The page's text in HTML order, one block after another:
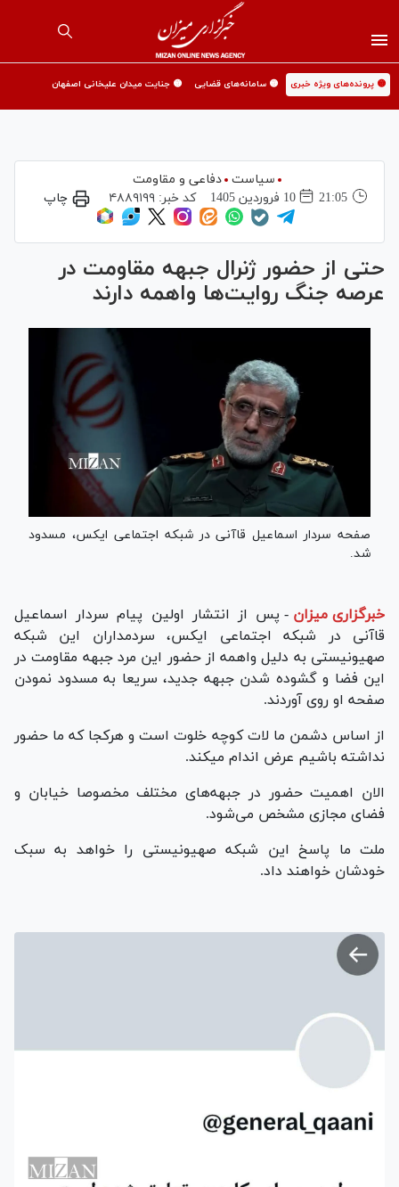
🟡 پرونده‌های ویژه خبری 🟡 سامانه‌های قضایی 🟡 جنایت میدان علیخانی اصفهان
سیاست
دفاعی و مقاومت
21:05
10 فروردين 1405 کد خبر:۴۸۸۹۱۹۹ چاپ
حتی از حضور ژنرال جبهه مقاومت در
عرصه جنگ روایت‌ها واهمه دارند
صفحه سردار اسماعیل قاآنی در شبکه اجتماعی ایکس، مسدود
شد.
خبرگزاری میزان - پس از انتشار اولین پیام سردار اسماعیل
قاآنی در شبکه اجتماعی ایکس، سردمداران این شبکه
صهیونیستی به دلیل واهمه از حضور این مرد جبهه مقاومت در
این فضا و گشوده شدن جبهه جدید، سریعا به مسدود نمودن
صفحه او روی آوردند.
از اساس دشمن ما لات کوچه خلوت است و هرکجا که ما حضور
نداشته باشیم عرض اندام میکند.
الان اهمیت حضور در جبهه‌های مختلف مخصوصا خیابان و
فضای مجازی مشخص می‌شود.
ملت ما پاسخ این شبکه صهیونیستی را خواهد به سبک
خودشان خواهند داد.